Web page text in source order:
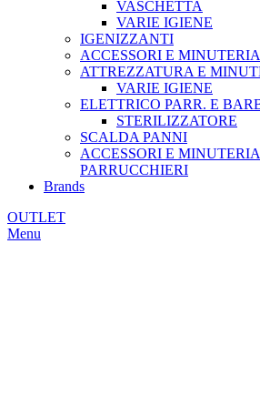
VASCHETTA
VARIE IGIENE
IGENIZZANTI
ACCESSORI E
ATTREZZATURA E
VARIE IGIENE
ELETTRICO PARR. E
STERILIZZATORE
SCALDA PANNI
ACCESSORI E MINUTERIA
PARRUCCHIERI
Brands
OUTLET
Menu